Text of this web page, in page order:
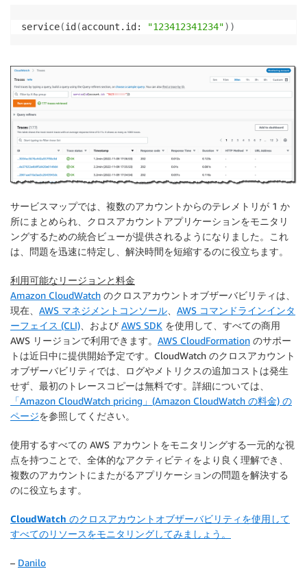
service(id (account.id: "123412341234"))
サービスマップでは、複数のアカウントからのテレメトリが 1 か
所にまとめられ、クロスアカウントアプリケーションをモニタリ
ングするための統合ビューが提供されるようになりました。これ
は、問題を迅速に特定し、解決時間を短縮するのに役立ちます。
利用可能なリージョンと料金
Amazon CloudWatch のクロスアカウントオブザーバビリティは、
現在、 AWS マネジメントコンソール
AWS コマンドラインインタ
ーフェイス (CLI) 、および AWS SDK を使用して、すべての商用
AWS リージョンで利用できます。 AWS CloudFormation のサポー
トは近日中に提供開始予定です。CloudWatch のクロスアカウント
オブザーバビリティでは、ログやメトリクスの追加コストは発生
せず、最初のトレースコピーは無料です。詳細については、
「Amazon CloudWatch pricing」(Amazon CloudWatch の料金) の
ページを参照してください。
使用するすべての AWS アカウントをモニタリングする一元的な視
点を持つことで、全体的なアクティビティをより良く理解でき、
複数のアカウントにまたがるアプリケーションの問題を解決する
のに役立ちます。
CloudWatch のクロスアカウントオブザーバビリティを使用して
すべてのリソースをモニタリングしてみましょう。
– Danilo